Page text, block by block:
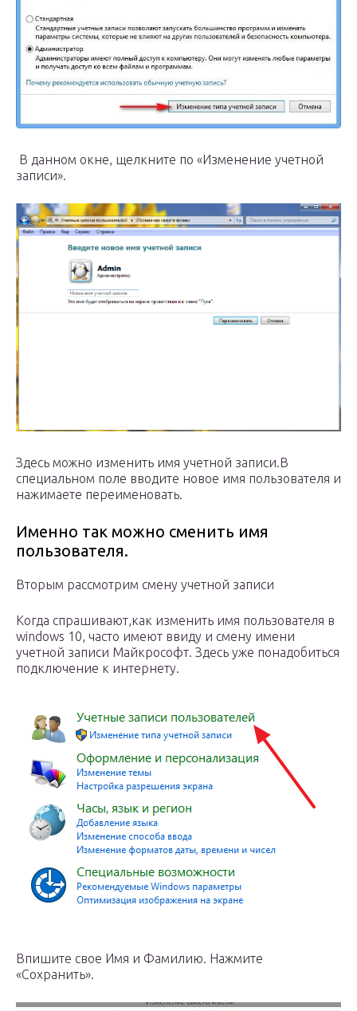
В данном окне, щелкните по «Изменение учетной
записи».
Здесь можно изменить имя учетной записи.В
специальном поле вводите новое имя пользователя и
нажимаете переименовать.
Именно так можно сменить имя
пользователя.
Вторым рассмотрим смену учетной записи
Когда спрашивают,как изменить имя пользователя в
windows 10, часто имеют ввиду и смену имени
учетной записи Майкрософт. Здесь уже понадобиться
подключение к интернету.
Впишите свое Имя и Фамилию. Нажмите
«Сохранить».